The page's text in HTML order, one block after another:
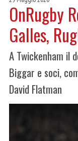
OnRugby
Galles,
A Twickenham il
Biggar e soci,
David Flatman